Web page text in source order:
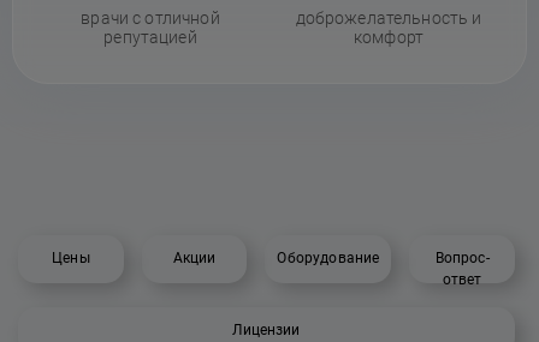
врачи с отличной
репутацией
доброжелательность и
комфорт
Цены Акции Оборудование
Вопрос-
ответ
Лицензии